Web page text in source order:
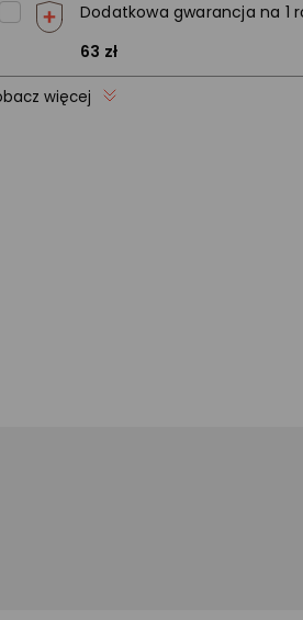
Dodatkowa gwarancja na 1
63 zł
więcej